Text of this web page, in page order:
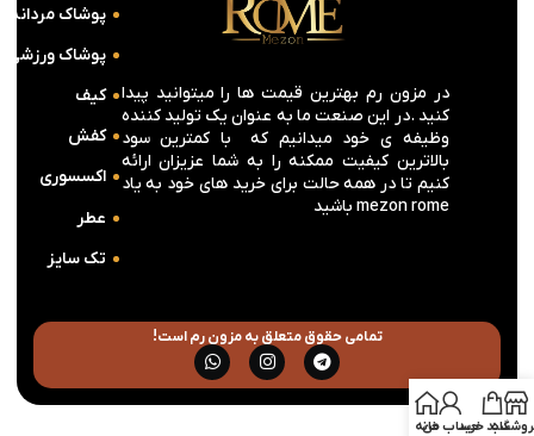
در مزون رم بهترین قیمت ها را میتوانید پیدا
کنید .در این صنعت ما به عنوان یک تولید کننده
وظیفه ی خود میدانیم که با کمترین سود
بالاترین کیفیت ممکنه را به شما عزیزان ارائه
کنیم تا در همه حالت برای خرید های خود به یاد
mezon rome باشید
پوشاک مردانه
پوشاک ورزشی
کیف
کفش
اکسسوری
عطر
تک سایز
تمامی حقوق متعلق به مزون رم است!
سبد خریدحساب من
خانه